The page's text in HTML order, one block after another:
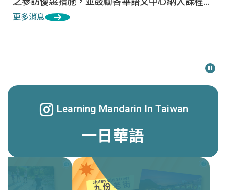
劃
更多消息
Learning Mandarin In Taiwan
一日華語